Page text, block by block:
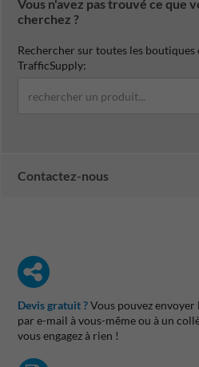
Vous n'avez pas trouvé ce que
cherchez ?
Rechercher sur toutes les boutiques
TrafficSupply:
Contactez-nous
Devis gratuit ?Vous pouvez envoyer
par e-mail à vous-même ou à un
vous engagez à rien !